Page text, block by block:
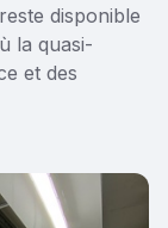
reste disponible
la quasi-
et des